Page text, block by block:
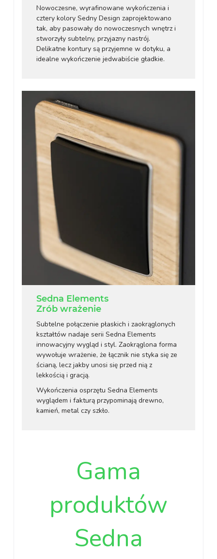
Nowoczesne, wyrafinowane wykończenia i
cztery kolory Sedny Design zaprojektowano
tak, aby pasowały do nowoczesnych wnętrz i
stworzyły subtelny, przyjazny nastrój.
Delikatne kontury są przyjemne w dotyku, a
idealne wykończenie jedwabiście gładkie.
Sedna Elements
Zrób wrażenie
Subtelne połączenie płaskich i zaokrąglonych
kształtów nadaje serii Sedna Elements
innowacyjny wygląd i styl. Zaokrąglona forma
wywołuje wrażenie, że łącznik nie styka się ze
ścianą, lecz jakby unosi się przed nią z
lekkością i gracją.
Wykończenia osprzętu Sedna Elements
wyglądem i fakturą przypominają drewno,
kamień, metal czy szkło.
Gama
produktów
Sedna